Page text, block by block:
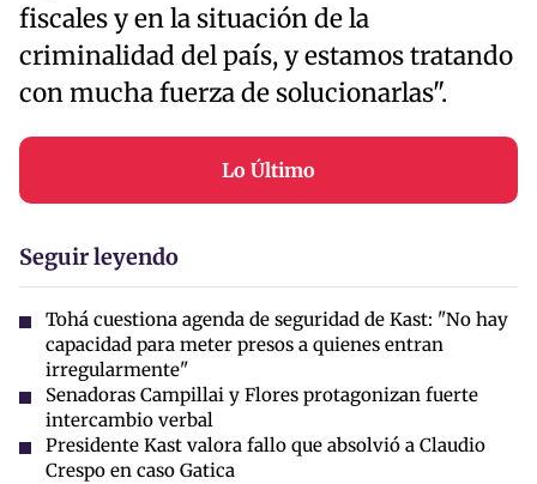
fiscales y en la situación de la
criminalidad del país, y estamos tratando
con mucha fuerza de solucionarlas".
Lo Último
Seguir leyendo
Tohá cuestiona agenda de seguridad de Kast: "No hay
capacidad para meter presos a quienes entran
irregularmente"
Senadoras Campillai y Flores protagonizan fuerte
intercambio verbal
Presidente Kast valora fallo que absolvió a Claudio
Crespo en caso Gatica